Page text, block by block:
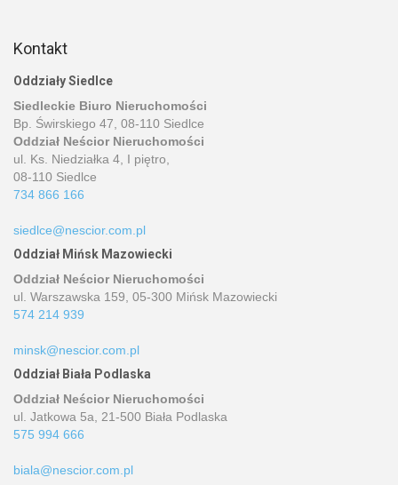
Kontakt
Oddziały Siedlce
Siedleckie Biuro Nieruchomości
Bp. Świrskiego 47, 08-110 Siedlce
Oddział Neścior Nieruchomości
ul. Ks. Niedziałka 4, I piętro,
08-110 Siedlce
734 866 166
siedlce@nescior.com.pl
Oddział Mińsk Mazowiecki
Oddział Neścior Nieruchomości
ul. Warszawska 159, 05-300 Mińsk Mazowiecki
574 214 939
minsk@nescior.com.pl
Oddział Biała Podlaska
Oddział Neścior Nieruchomości
ul. Jatkowa 5a, 21-500 Biała Podlaska
575 994 666
biala@nescior.com.pl